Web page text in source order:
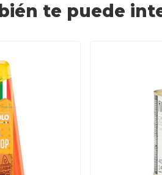
te puede